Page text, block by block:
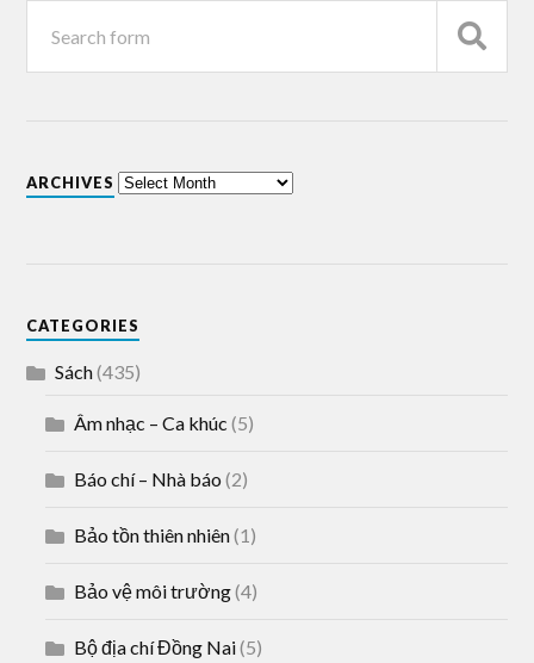
ARCHIVES
CATEGORIES
Sách(435)
Âm nhạc – Ca khúc (5)
Báo chí – Nhà báo (2)
Bảo tồn thiên nhiên(1)
Bảo vệ môi trường(4)
Bộ địa chí Đồng Nai(5)